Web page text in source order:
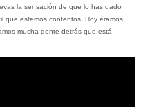
la sensación de que lo has dado
que estemos contentos. Hoy éramos
mucha gente detrás que está